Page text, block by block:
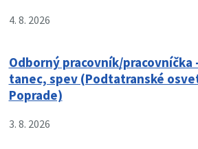
4. 8. 2026
Odborný pracovník/
tanec, spev (Podtatranské
Poprade)
3. 8. 2026